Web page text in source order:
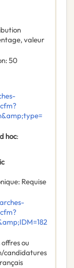
valeur
: 50
hoc:
: Requise
offres ou
candidatures